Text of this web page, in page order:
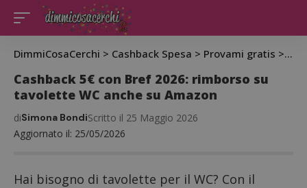
DimmiCosaCerchi > Cashback Spesa > Provami gratis >
Cashback 5€ con Bref 2026: rimborso su
tavolette WC anche su Amazon
Aggiornato il: 25/05/2026
diSimona BondiScritto il 25 Maggio 2026
Hai bisogno di tavolette per il WC? Con il